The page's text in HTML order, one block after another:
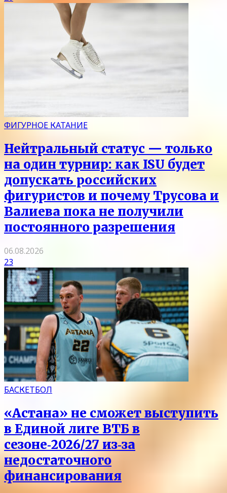
ФИГУРНОЕ КАТАНИЕ
Нейтральный статус — только
на один турнир: как ISU будет
допускать российских
фигуристов и почему Трусова и
Валиева пока не получили
постоянного разрешения
06.08.2026
23
БАСКЕТБОЛ
«Астана» не сможет выступить
в Единой лиге ВТБ в
сезоне‑2026/27 из‑за
недостаточного
финансирования